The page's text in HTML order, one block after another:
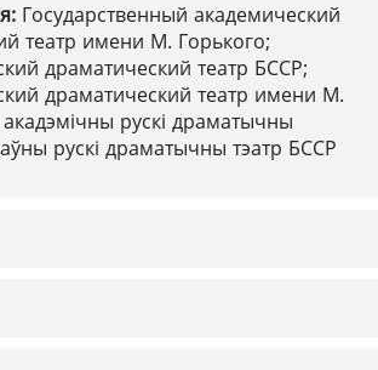
Государственный академический
театр имени М. Горького;
драматический театр БССР;
драматический театр имени М.
рускі драматычны
рускі драматычны тэатр БССР